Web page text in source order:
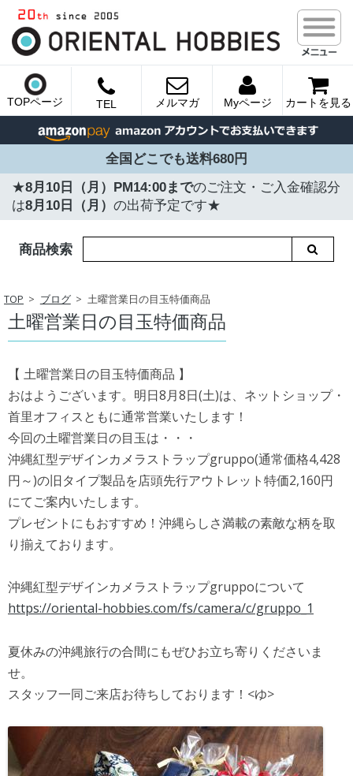
TOPページ TEL メルマガ Myページ カートを見る
全国どこでも送料680円
★8月10日（月）PM14:00までのご注文・ご入金確認分
は8月10日（月） の出荷予定です★
商品検索
TOP ブログ 土曜営業日の目玉特価商品
土曜営業日の目玉特価商品
【 土曜営業日の目玉特価商品 】
おはようございます。明日8月8日(土)は、ネットショップ・
首里オフィスともに通常営業いたします！
今回の土曜営業日の目玉は・・・
沖縄紅型デザインカメラストラップgruppo(通常価格4,428
円～)の旧タイプ製品を店頭先行アウトレット特価2,160円
にてご案内いたします。
プレゼントにもおすすめ！沖縄らしさ満載の素敵な柄を取
り揃えております。
沖縄紅型デザインカメラストラップgruppoについて
https://oriental-hobbies.com/fs/camera/c/gruppo_1
夏休みの沖縄旅行の合間にもぜひお立ち寄りくださいま
せ。
スタッフ一同ご来店お待ちしております！<ゆ>